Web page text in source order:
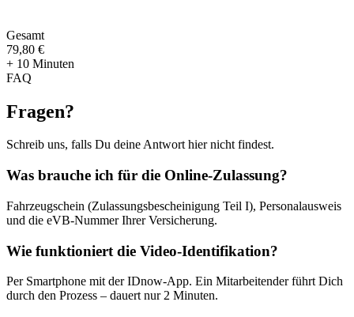
Gesamt
79,80 €
+ 10 Minuten
FAQ
Fragen?
Schreib uns, falls Du deine Antwort hier nicht findest.
Was brauche ich für die Online-Zulassung?
Fahrzeugschein (Zulassungsbescheinigung Teil I), Personalausweis
und die eVB-Nummer Ihrer Versicherung.
Wie funktioniert die Video-Identifikation?
Per Smartphone mit der IDnow-App. Ein Mitarbeitender führt Dich
durch den Prozess – dauert nur 2 Minuten.